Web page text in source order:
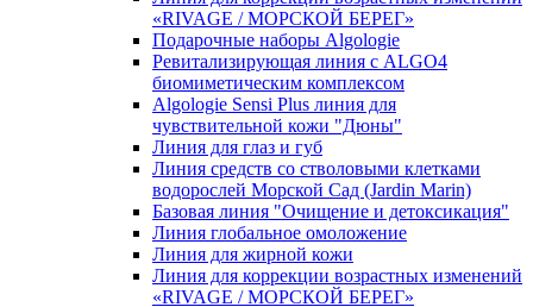
«RIVAGE / МОРСКОЙ БЕРЕГ»
Подарочные наборы Algologie
Ревитализирующая линия с ALGO4
биомиметическим комплексом
Algologie Sensi Plus линия для
чувcтвительной кожи "Дюны"
Линия для глаз и губ
Линия средств со стволовыми клетками
водорослей Морской Сад (Jardin Marin)
Базовая линия "Очищение и детоксикация"
Линия глобальное омоложение
Линия для жирной кожи
Линия для коррекции возрастных изменений
«RIVAGE / МОРСКОЙ БЕРЕГ»